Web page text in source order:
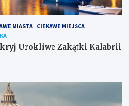
MIASTA
CIEKAWE MIEJSCA
Urokliwe Zakątki Kalabrii